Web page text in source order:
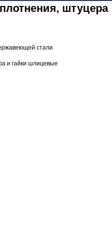
штуцера
стали
и гайки шлицевые